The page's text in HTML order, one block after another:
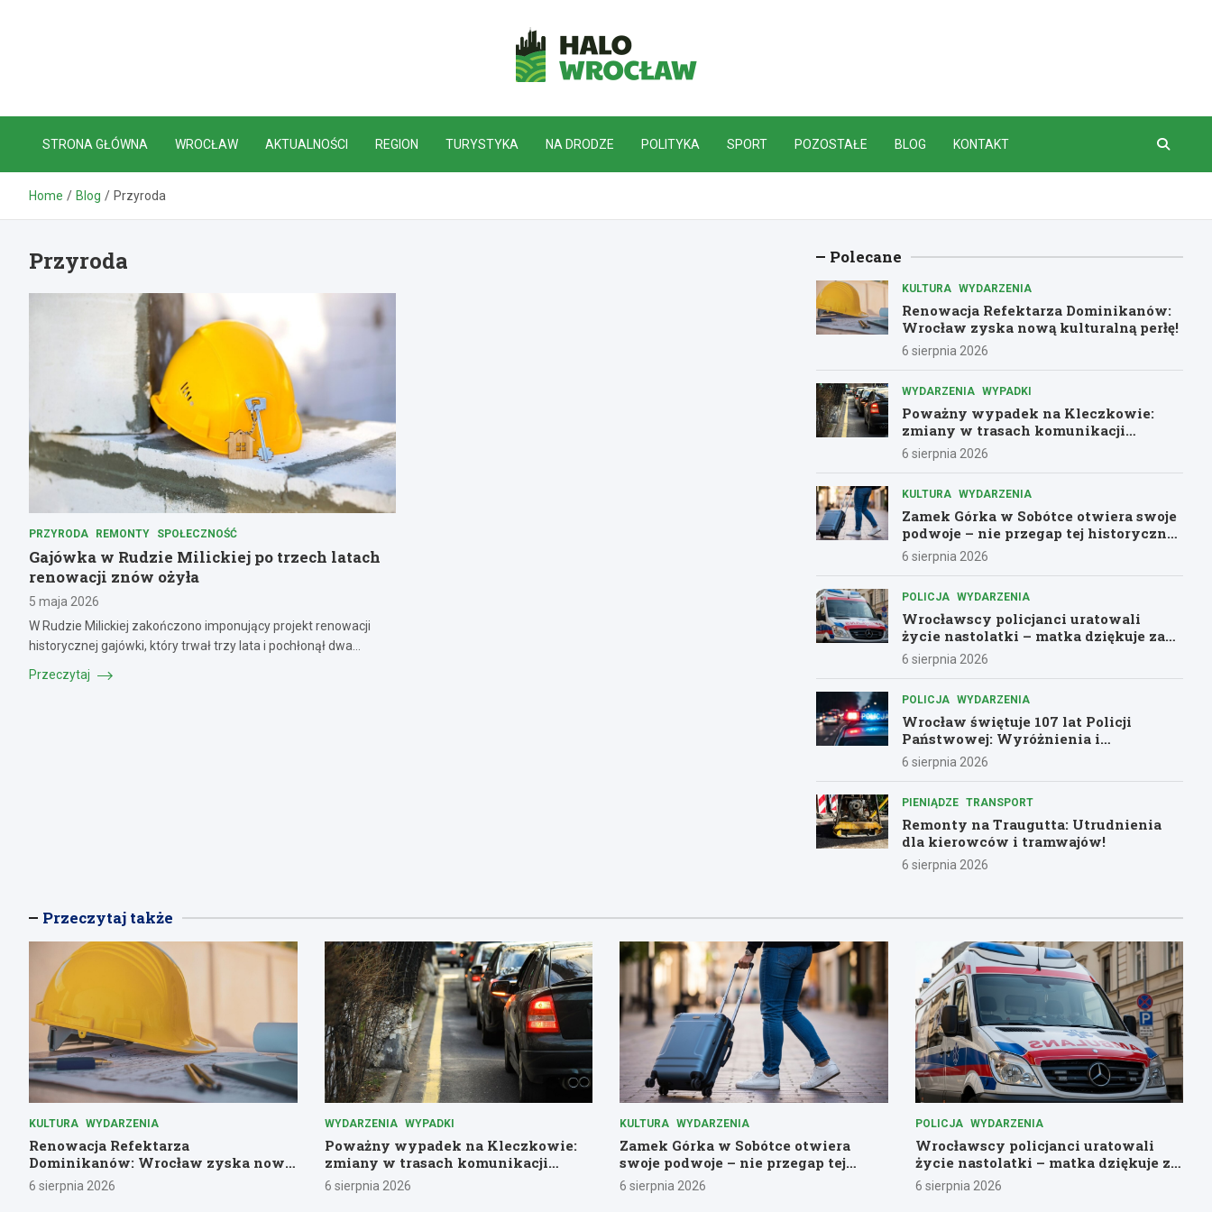
HaloWrocław.pl
STRONA GŁÓWNA WROCŁAW AKTUALNOŚCI REGION TURYSTYKA NA DRODZE POLITYKA SPORT POZOSTAŁE BLOG KONTAKT
Home Blog Przyroda
Przyroda
PRZYRODA REMONTY SPOŁECZNOŚĆ
Gajówka w Rudzie Milickiej po trzech latach
renowacji znów ożyła
5 maja 2026
W Rudzie Milickiej zakończono imponujący projekt renowacji
historycznej gajówki, który trwał trzy lata i pochłonął dwa…
Przeczytaj
Polecane
KULTURA WYDARZENIA
Renowacja Refektarza Dominikanów:
Wrocław zyska nową kulturalną perłę!
6 sierpnia 2026
WYDARZENIA WYPADKI
Poważny wypadek na Kleczkowie:
zmiany w trasach komunikacji
miejskiej
6 sierpnia 2026
KULTURA WYDARZENIA
Zamek Górka w Sobótce otwiera swoje
podwoje – nie przegap tej historycznej
przygody!
6 sierpnia 2026
POLICJA WYDARZENIA
Wrocławscy policjanci uratowali
życie nastolatki – matka dziękuje za
pomoc
6 sierpnia 2026
POLICJA WYDARZENIA
Wrocław świętuje 107 lat Policji
Państwowej: Wyróżnienia i
podziękowania dla bohaterów służby
6 sierpnia 2026
PIENIĄDZE TRANSPORT
Remonty na Traugutta: Utrudnienia
dla kierowców i tramwajów!
6 sierpnia 2026
Przeczytaj także
KULTURA WYDARZENIA
Renowacja Refektarza
Dominikanów: Wrocław zyska nową
kulturalną perłę!
6 sierpnia 2026
WYDARZENIA WYPADKI
Poważny wypadek na Kleczkowie:
zmiany w trasach komunikacji
miejskiej
6 sierpnia 2026
KULTURA WYDARZENIA
Zamek Górka w Sobótce otwiera
swoje podwoje – nie przegap tej
historycznej przygody!
6 sierpnia 2026
POLICJA WYDARZENIA
Wrocławscy policjanci uratowali
życie nastolatki – matka dziękuje za
pomoc
6 sierpnia 2026